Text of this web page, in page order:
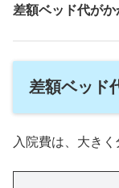
差額ベッド代が
差額ベッド
入院費は、大き